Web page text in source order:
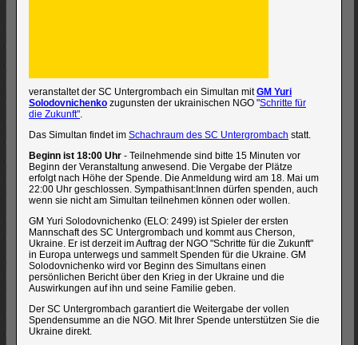
veranstaltet der SC Untergrombach ein Simultan mitGM Yuri
Solodovnichenko zugunsten der ukrainischen NGO "Schritte für
die Zukunft".
Das Simultan findet im Schachraum des SC Untergrombach statt.
Beginn ist 18:00 Uhr - Teilnehmende sind bitte 15 Minuten vor
Beginn der Veranstaltung anwesend. Die Vergabe der Plätze
erfolgt nach Höhe der Spende. Die Anmeldung wird am 18. Mai um
22:00 Uhr geschlossen. Sympathisant:Innen dürfen spenden, auch
wenn sie nicht am Simultan teilnehmen können oder wollen.
GM Yuri Solodovnichenko (ELO: 2499) ist Spieler der ersten
Mannschaft des SC Untergrombach und kommt aus Cherson,
Ukraine. Er ist derzeit im Auftrag der NGO "Schritte für die Zukunft"
in Europa unterwegs und sammelt Spenden für die Ukraine. GM
Solodovnichenko wird vor Beginn des Simultans einen
persönlichen Bericht über den Krieg in der Ukraine und die
Auswirkungen auf ihn und seine Familie geben.
Der SC Untergrombach garantiert die Weitergabe der vollen
Spendensumme an die NGO. Mit Ihrer Spende unterstützen Sie die
Ukraine direkt.